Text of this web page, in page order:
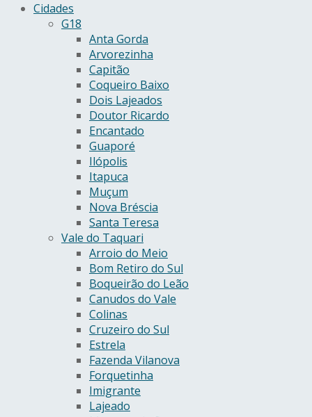
Cidades
G18
Anta Gorda
Arvorezinha
Capitão
Coqueiro Baixo
Dois Lajeados
Doutor Ricardo
Encantado
Guaporé
Ilópolis
Itapuca
Muçum
Nova Bréscia
Santa Teresa
Vale do Taquari
Arroio do Meio
Bom Retiro do Sul
Boqueirão do Leão
Canudos do Vale
Colinas
Cruzeiro do Sul
Estrela
Fazenda Vilanova
Forquetinha
Imigrante
Lajeado